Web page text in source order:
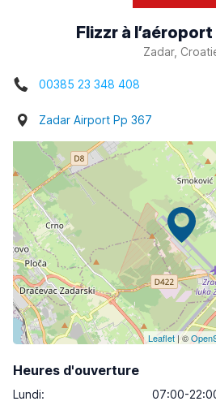
Flizzr à
Zadar,
00385 23 348 408
Zadar Airport Pp 367
Leaflet | ©
Heures d'ouverture
Lundi:
07:00-